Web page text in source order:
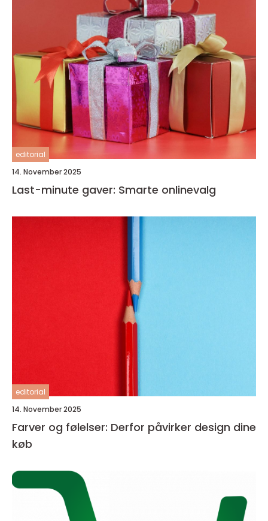
editorial
14. November 2025
Last-minute gaver: Smarte onlinevalg
editorial
14. November 2025
Farver og følelser: Derfor påvirker design dine
køb